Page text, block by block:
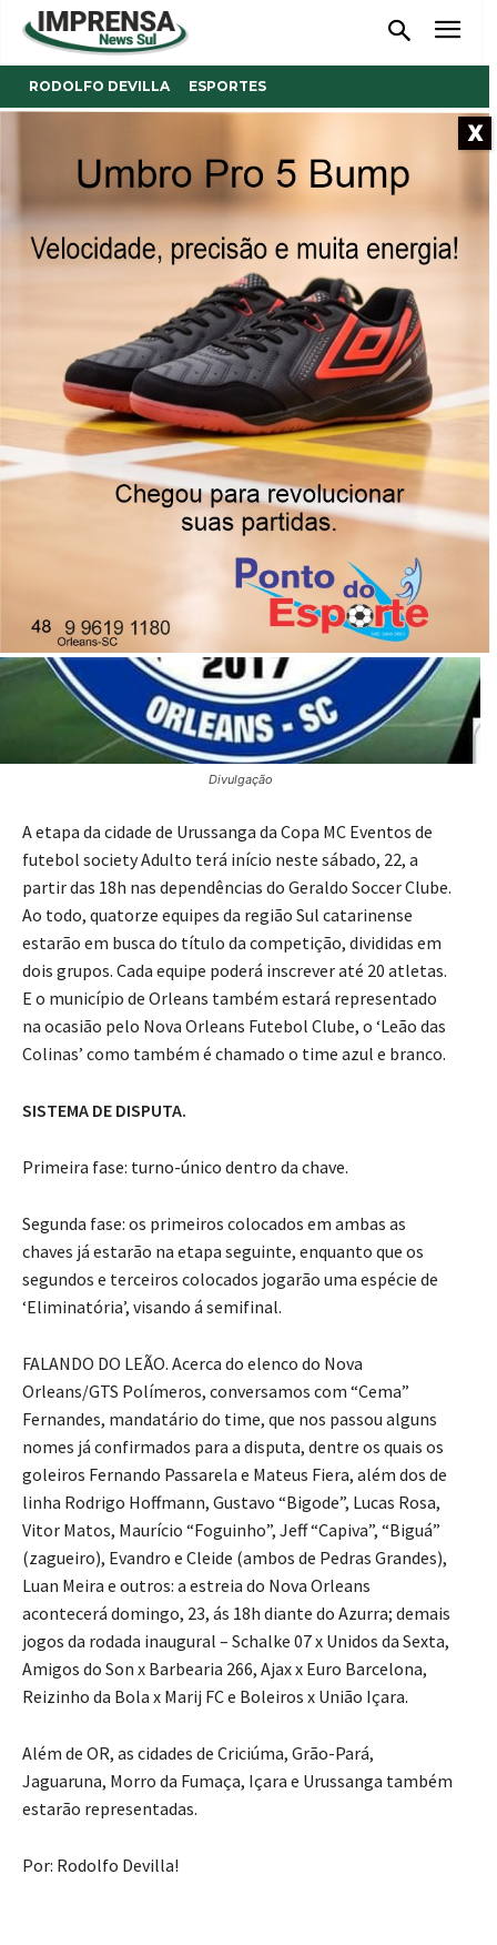
RODOLFO DEVILLA ESPORTES
terá início neste sábado
Município de Orleans estará representado na ocasião
Publicado por Reinaldo Coan 21/01/2022
Divulgação
A etapa da cidade de Urussanga da Copa MC Eventos de
futebol society Adulto terá início neste sábado, 22, a
partir das 18h nas dependências do Geraldo Soccer Clube.
Ao todo, quatorze equipes da região Sul catarinense
estarão em busca do título da competição, divididas em
dois grupos. Cada equipe poderá inscrever até 20 atletas.
E o município de Orleans também estará representado
na ocasião pelo Nova Orleans Futebol Clube, o ‘Leão das
Colinas’ como também é chamado o time azul e branco.
SISTEMA DE DISPUTA.
Primeira fase: turno-único dentro da chave.
Segunda fase: os primeiros colocados em ambas as
chaves já estarão na etapa seguinte, enquanto que os
segundos e terceiros colocados jogarão uma espécie de
‘Eliminatória’, visando á semifinal.
FALANDO DO LEÃO. Acerca do elenco do Nova
Orleans/GTS Polímeros, conversamos com “Cema”
Fernandes, mandatário do time, que nos passou alguns
nomes já confirmados para a disputa, dentre os quais os
goleiros Fernando Passarela e Mateus Fiera, além dos de
linha Rodrigo Hoffmann, Gustavo “Bigode”, Lucas Rosa,
Vitor Matos, Maurício “Foguinho”, Jeff “Capiva”, “Biguá”
(zagueiro), Evandro e Cleide (ambos de Pedras Grandes),
Luan Meira e outros: a estreia do Nova Orleans
acontecerá domingo, 23, ás 18h diante do Azurra; demais
jogos da rodada inaugural – Schalke 07 x Unidos da Sexta,
Amigos do Son x Barbearia 266, Ajax x Euro Barcelona,
Reizinho da Bola x Marij FC e Boleiros x União Içara.
Além de OR, as cidades de Criciúma, Grão-Pará,
Jaguaruna, Morro da Fumaça, Içara e Urussanga também
estarão representadas.
Por: Rodolfo Devilla!
X